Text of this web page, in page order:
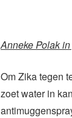
Anneke Polak
Om Zika tegen
zoet water in